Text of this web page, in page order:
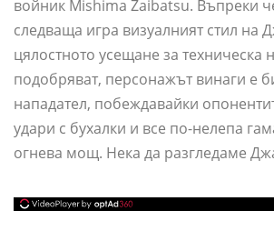
войник Mishima Zaibatsu. Въпреки
следваща игра визуалният стил на
цялостното усещане за техническа
подобряват, персонажът винаги е
нападател, побеждавайки
удари с бухалки и все по-нелепа
огнева мощ. Нека да разгледаме